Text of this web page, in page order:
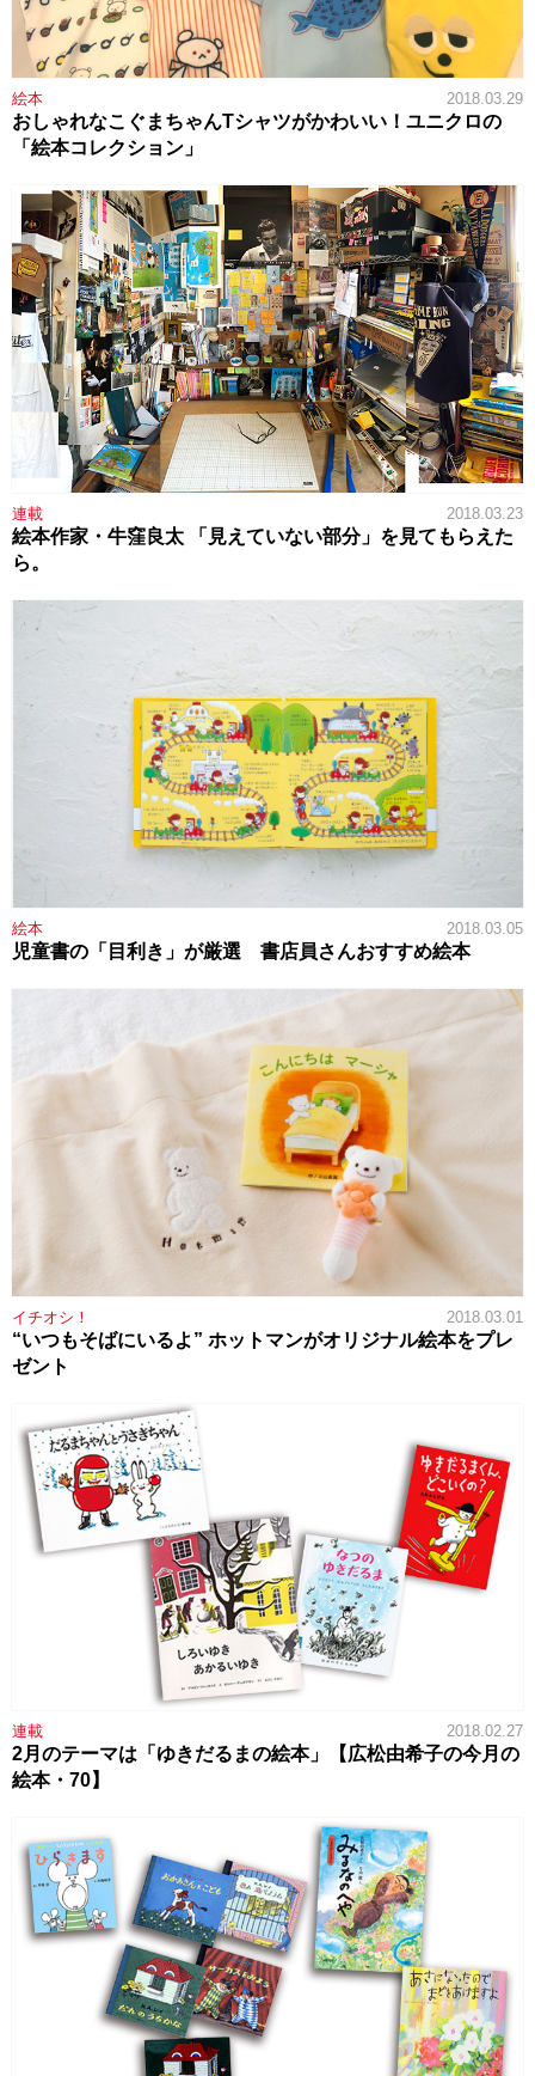
絵本 2018.03.29
おしゃれなこぐまちゃんTシャツがかわいい！ユニクロの
「絵本コレクション」
連載 2018.03.23
絵本作家・牛窪良太 「見えていない部分」を見てもらえた
ら。
絵本 2018.03.05
児童書の「目利き」が厳選 書店員さんおすすめ絵本
イチオシ！ 2018.03.01
“いつもそばにいるよ” ホットマンがオリジナル絵本をプレ
ゼント
連載 2018.02.27
2月のテーマは「ゆきだるまの絵本」【広松由希子の今月の
絵本・70】